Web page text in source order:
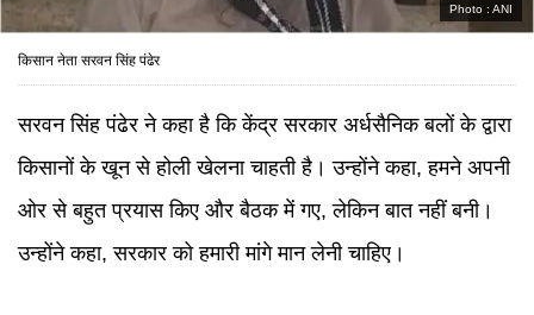
Photo : ANI
किसान नेता सरवन सिंह पंढेर
सरवन सिंह पंढेर ने कहा है कि केंद्र सरकार अर्धसैनिक बलों के द्वारा
किसानों के खून से होली खेलना चाहती है। उन्होंने कहा, हमने अपनी
ओर से बहुत प्रयास किए और बैठक में गए, लेकिन बात नहीं बनी।
उन्होंने कहा, सरकार को हमारी मांगे मान लेनी चाहिए।